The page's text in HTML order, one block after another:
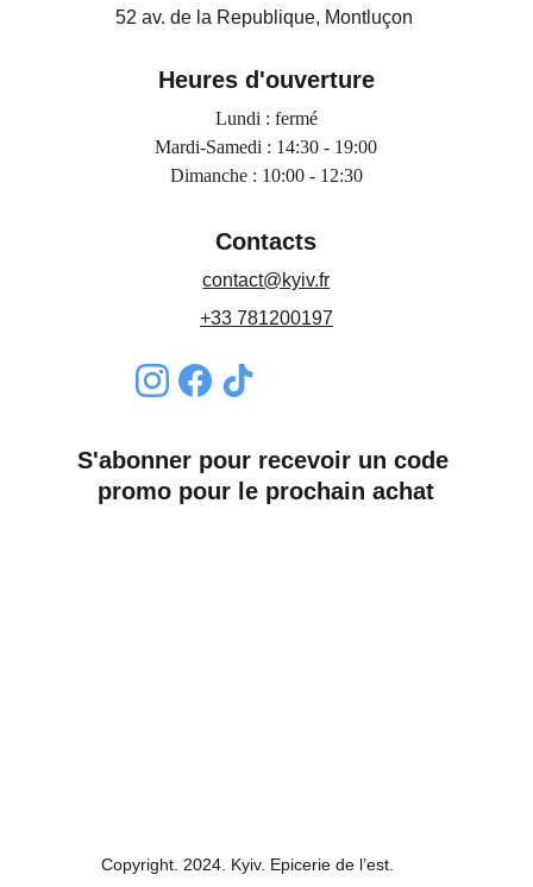
52 av. de la Republique, Montluçon
Contacts
contact@kyiv.fr
+33 781200197
S'abonner pour recevoir un code
promo pour le prochain achat
Heures d'ouverture
Lundi : fermé
Mardi-Samedi : 14:30 - 19:00
Dimanche : 10:00 - 12:30
Copyright. 2024. Kyiv. Epicerie de l’est.